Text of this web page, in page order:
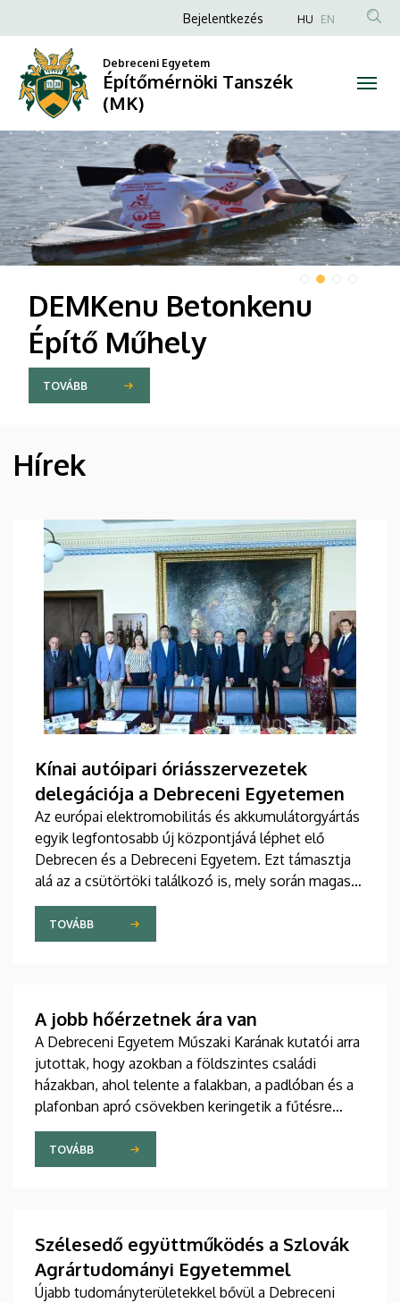
Tanszék
(MK)
Anonim
fiók
menüje
Bejelentkezés HU EN
Debreceni Egyetem
Építőmérnöki Tanszék
(MK)
DIAVETÍTÉS
DEMKenu Betonkenu
Építő Műhely
TOVÁBB
HÍREK
Hírek
Kínai autóipari óriásszervezetek
delegációja a Debreceni Egyetemen
Az európai elektromobilitás és akkumulátorgyártás
egyik legfontosabb új központjává léphet elő
Debrecen és a Debreceni Egyetem. Ezt támasztja
alá az a csütörtöki találkozó is, mely során magas
rangú kínai delegációt fogadtak az intézmény
vezetői a Főépület Rektori Tanácstermében. A
megbeszélés fókuszában az egyetem hivatalos
TOVÁBB
A jobb hőérzetnek ára van
A Debreceni Egyetem Műszaki Karának kutatói arra
jutottak, hogy azokban a földszintes családi
házakban, ahol telente a falakban, a padlóban és a
plafonban apró csövekben keringetik a fűtésre
használt melegvizet, az egyenletesebb eloszlás
miatt jobb ugyan a hőérzet, mint egy radiátoros
épületben, ugyanakkor az előbbi fűtési megoldás
TOVÁBB
Szélesedő együttműködés a Szlovák
Agrártudományi Egyetemmel
Újabb tudományterületekkel bővül a Debreceni